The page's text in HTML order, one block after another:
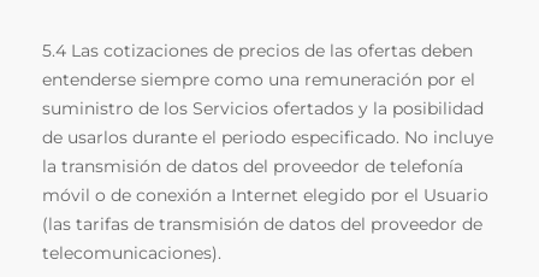
5.4 Las cotizaciones de precios de las ofertas deben
entenderse siempre como una remuneración por el
suministro de los Servicios ofertados y la posibilidad
de usarlos durante el periodo especificado. No incluye
la transmisión de datos del proveedor de telefonía
móvil o de conexión a Internet elegido por el Usuario
(las tarifas de transmisión de datos del proveedor de
telecomunicaciones).